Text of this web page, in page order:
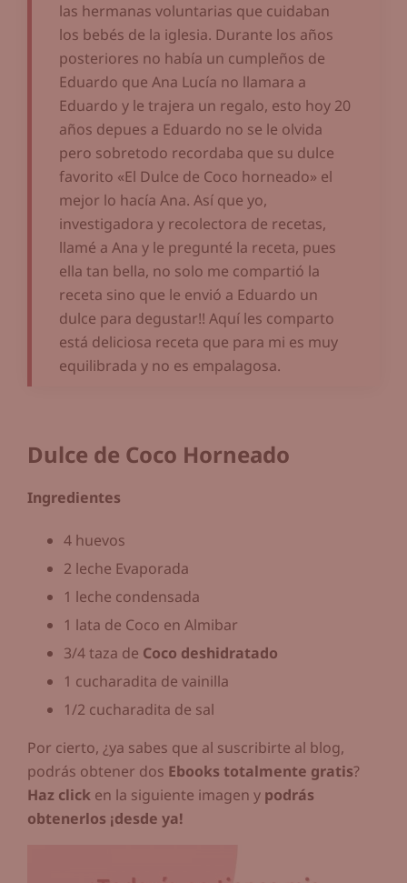
las hermanas voluntarias que cuidaban
los bebés de la iglesia. Durante los años
posteriores no había un cumpleños de
Eduardo que Ana Lucía no llamara a
Eduardo y le trajera un regalo, esto hoy 20
años depues a Eduardo no se le olvida
pero sobretodo recordaba que su dulce
favorito «El Dulce de Coco horneado» el
mejor lo hacía Ana. Así que yo,
investigadora y recolectora de recetas,
llamé a Ana y le pregunté la receta, pues
ella tan bella, no solo me compartió la
receta sino que le envió a Eduardo un
dulce para degustar!! Aquí les comparto
está deliciosa receta que para mi es muy
equilibrada y no es empalagosa.
Dulce de Coco Horneado
Ingredientes
4 huevos
2 leche Evaporada
1 leche condensada
1 lata de Coco en Almibar
3/4 taza de Coco deshidratado
1 cucharadita de vainilla
1/2 cucharadita de sal
Por cierto, ¿ya sabes que al suscribirte al blog,
podrás obtener dos Ebooks totalmente gratis?
Haz click en la siguiente imagen y podrás
obtenerlos ¡desde ya!